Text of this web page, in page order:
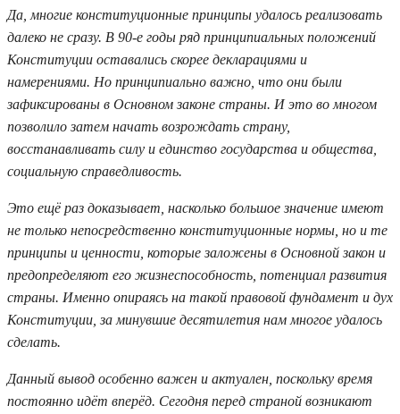
Да, многие конституционные принципы удалось реализовать
далеко не сразу. В 90-е годы ряд принципиальных положений
Конституции оставались скорее декларациями и
намерениями. Но принципиально важно, что они были
зафиксированы в Основном законе страны. И это во многом
позволило затем начать возрождать страну,
восстанавливать силу и единство государства и общества,
социальную справедливость.
Это ещё раз доказывает, насколько большое значение имеют
не только непосредственно конституционные нормы, но и те
принципы и ценности, которые заложены в Основной закон и
предопределяют его жизнеспособность, потенциал развития
страны. Именно опираясь на такой правовой фундамент и дух
Конституции, за минувшие десятилетия нам многое удалось
сделать.
Данный вывод особенно важен и актуален, поскольку время
постоянно идёт вперёд. Сегодня перед страной возникают